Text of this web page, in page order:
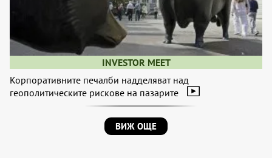
INVESTOR MEET
Корпоративните печалби надделяват над
геополитическите рискове на пазарите
ВИЖ ОЩЕ